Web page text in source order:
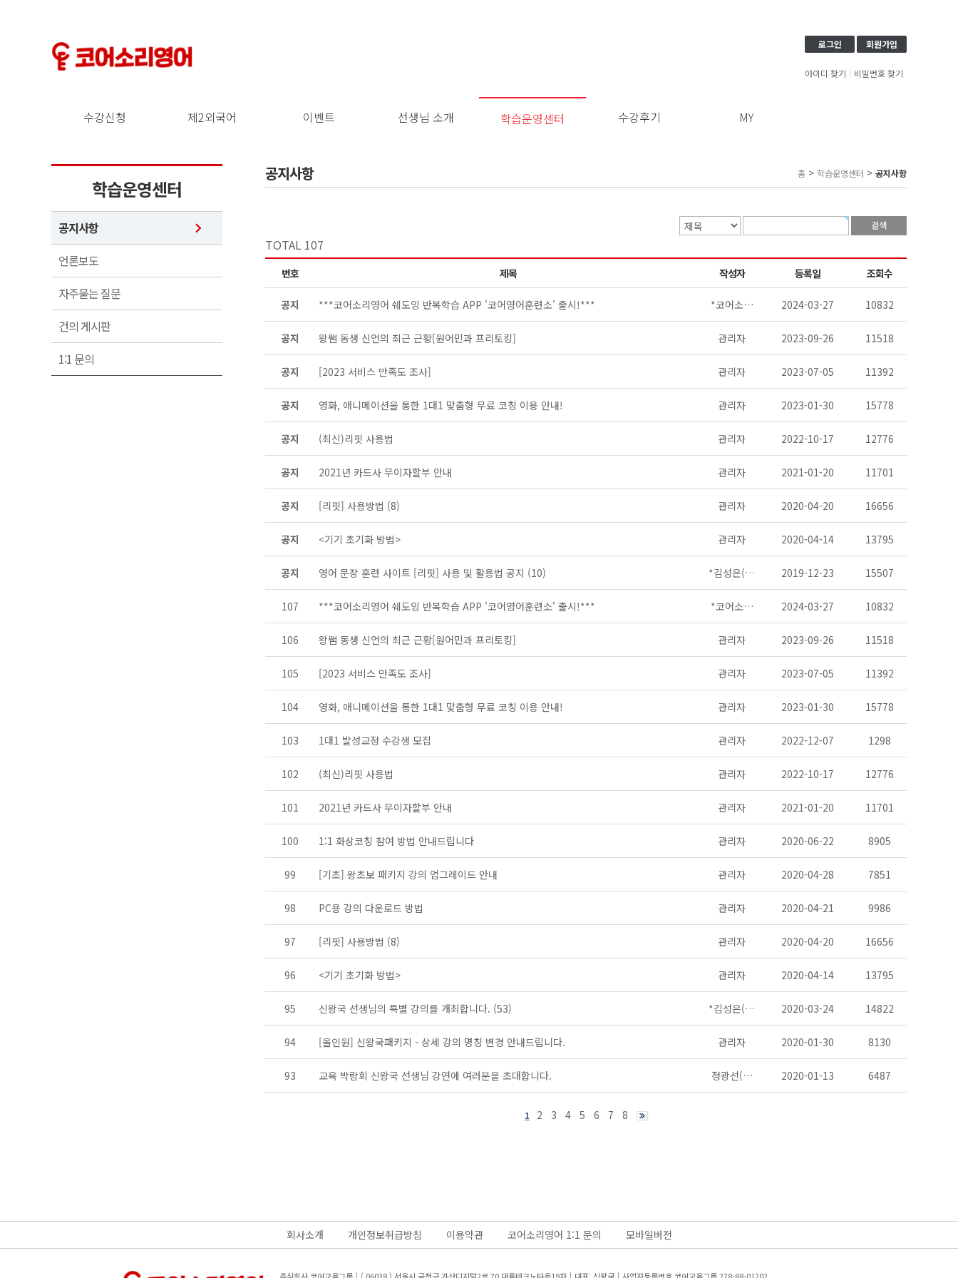
로그인 회원가입
아이디 찾기 비밀번호 찾기
수강신청 제2외국어 이벤트 선생님 소개 학습운영센터 수강후기
MY
관
정
보
기
학습운영센터
공지사항
언론보도
자주묻는 질문
건의 게시판
1:1 문의
공지사항 홈 > 학습운영센터 > 공지사항
TOTAL 107
번호 제목 작성자 등록일 조회수
공지 ***코어소리영어 쉐도잉 반복학습 APP '코어영어훈련소' 출시!*** *코어소… 2024-03-27 10832
공지 왕쌤 동생 신언의 최근 근황[원어민과 프리토킹] 관리자 2023-09-26 11518
공지 [2023 서비스 만족도 조사] 관리자 2023-07-05 11392
공지 영화, 애니메이션을 통한 1대1 맞춤형 무료 코칭 이용 안내! 관리자 2023-01-30 15778
공지 (최신)리핏 사용법 관리자 2022-10-17 12776
공지 2021년 카드사 무이자할부 안내 관리자 2021-01-20 11701
공지 [리핏] 사용방법 (8) 관리자 2020-04-20 16656
공지 <기기 초기화 방법> 관리자 2020-04-14 13795
공지 영어 문장 훈련 사이트 [리핏] 사용 및 활용법 공지 (10) *김성은(… 2019-12-23 15507
107 ***코어소리영어 쉐도잉 반복학습 APP '코어영어훈련소' 출시!*** *코어소… 2024-03-27 10832
106 왕쌤 동생 신언의 최근 근황[원어민과 프리토킹] 관리자 2023-09-26 11518
105 [2023 서비스 만족도 조사] 관리자 2023-07-05 11392
104 영화, 애니메이션을 통한 1대1 맞춤형 무료 코칭 이용 안내! 관리자 2023-01-30 15778
103 1대1 발성교정 수강생 모집 관리자 2022-12-07 1298
102 (최신)리핏 사용법 관리자 2022-10-17 12776
101 2021년 카드사 무이자할부 안내 관리자 2021-01-20 11701
100 1:1 화상코칭 참여 방법 안내드립니다 관리자 2020-06-22 8905
99 [기초] 왕초보 패키지 강의 업그레이드 안내 관리자 2020-04-28 7851
98 PC용 강의 다운로드 방법 관리자 2020-04-21 9986
97 [리핏] 사용방법 (8) 관리자 2020-04-20 16656
96 <기기 초기화 방법> 관리자 2020-04-14 13795
95 신왕국 선생님의 특별 강의를 개최합니다. (53) *김성은(… 2020-03-24 14822
94 [올인원] 신왕국패키지 - 상세 강의 명칭 변경 안내드립니다. 관리자 2020-01-30 8130
93 교육 박람회 신왕국 선생님 강연에 여러분을 초대합니다. 정광선(… 2020-01-13 6487
1 2 3 4 5 6 7 8
회사소개 개인정보취급방침 이용약관 코어소리영어 1:1 문의 모바일버전